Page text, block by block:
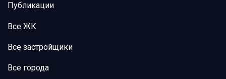
Публикации
Все ЖК
Все застройщики
Все города